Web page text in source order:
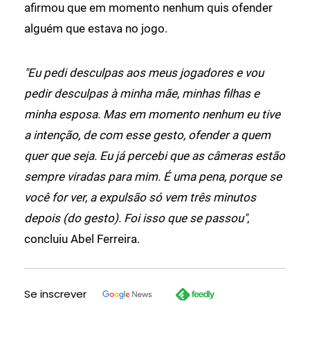
afirmou que em momento nenhum quis ofender
alguém que estava no jogo.
"Eu pedi desculpas aos meus jogadores e vou
pedir desculpas à minha mãe, minhas filhas e
minha esposa. Mas em momento nenhum eu tive
a intenção, de com esse gesto, ofender a quem
quer que seja. Eu já percebi que as câmeras estão
sempre viradas para mim. É uma pena, porque se
você for ver, a expulsão só vem três minutos
depois (do gesto). Foi isso que se passou",
concluiu Abel Ferreira.
Se inscrever